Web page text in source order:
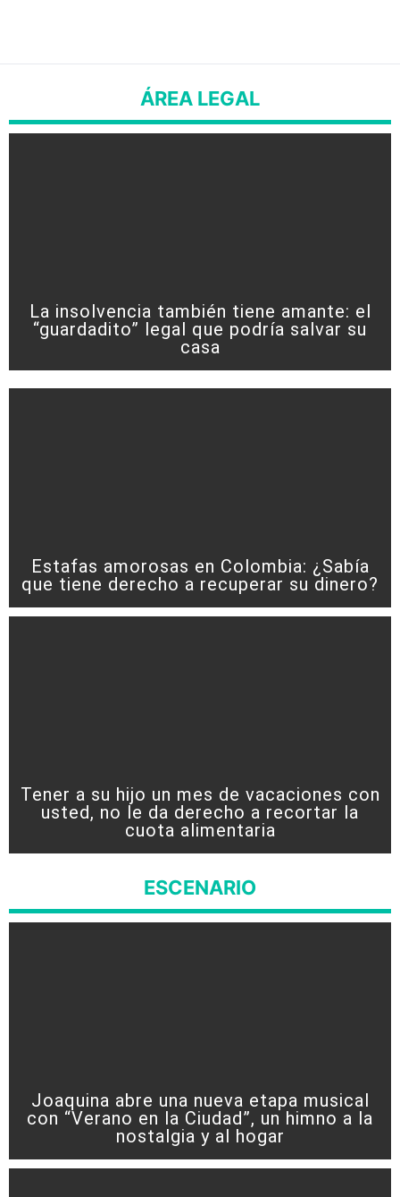
ÁREA LEGAL
La insolvencia también tiene amante: el
“guardadito” legal que podría salvar su
casa
Estafas amorosas en Colombia: ¿Sabía
que tiene derecho a recuperar su dinero?
Tener a su hijo un mes de vacaciones con
usted, no le da derecho a recortar la
cuota alimentaria
ESCENARIO
Joaquina abre una nueva etapa musical
con “Verano en la Ciudad”, un himno a la
nostalgia y al hogar